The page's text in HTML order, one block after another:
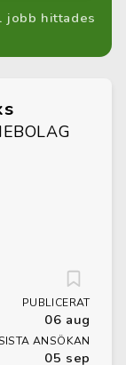
jobb hittades
PUBLICERAT
06 aug
ANSÖKAN
05 sep